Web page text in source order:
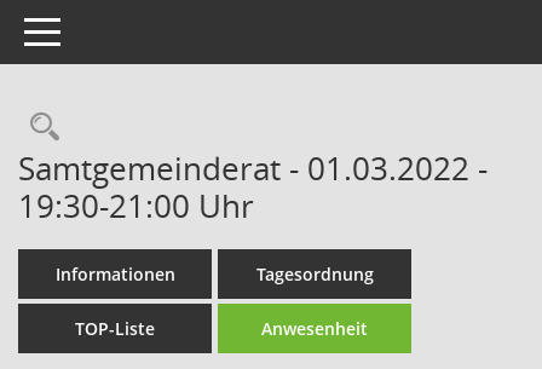
Toggle navigation
Rechercheauswahl
Samtgemeinderat - 01.03.2022 -
19:30-21:00 Uhr
Informationen Tagesordnung
TOP-Liste Anwesenheit